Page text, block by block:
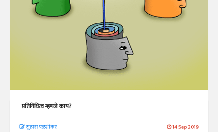
प्रतिनिधित्व म्हणजे काय?
सुहास पळशीकर 14 Sep 2019